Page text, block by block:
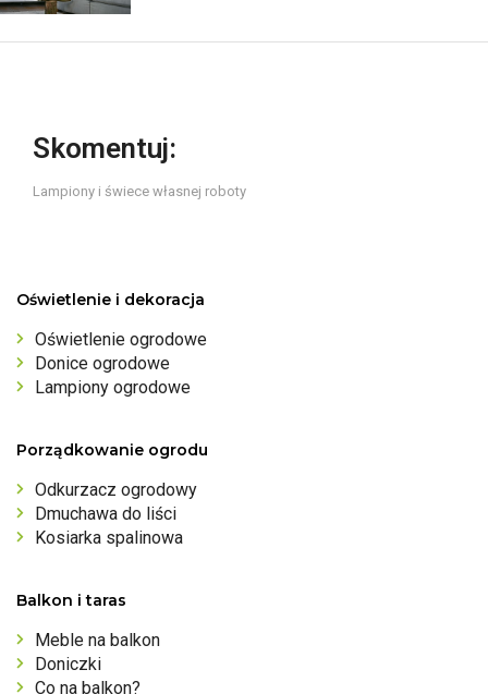
Skomentuj:
Lampiony i świece własnej roboty
Oświetlenie i dekoracja
Oświetlenie ogrodowe
Donice ogrodowe
Lampiony ogrodowe
Porządkowanie ogrodu
Odkurzacz ogrodowy
Dmuchawa do liści
Kosiarka spalinowa
Balkon i taras
Meble na balkon
Doniczki
Co na balkon?